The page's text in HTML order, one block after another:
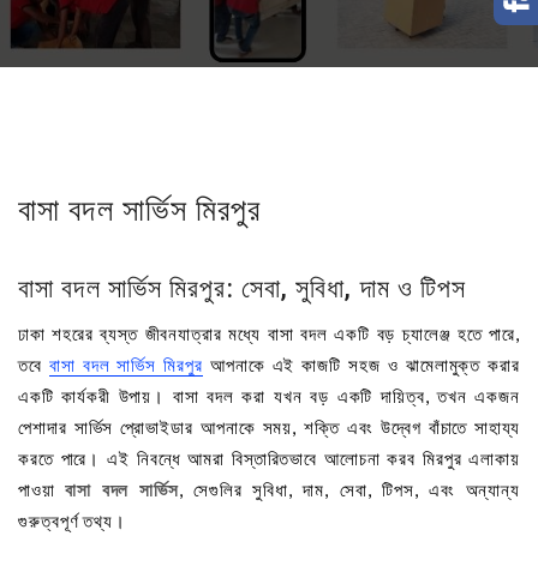
বাসা বদল সার্ভিস মিরপুর
বাসা বদল সার্ভিস মিরপুর: সেবা, সুবিধা, দাম ও টিপস
ঢাকা শহরের ব্যস্ত জীবনযাত্রার মধ্যে বাসা বদল একটি বড় চ্যালেঞ্জ হতে পারে,
তবে বাসা বদল সার্ভিস মিরপুর আপনাকে এই কাজটি সহজ ও ঝামেলামুক্ত করার
একটি কার্যকরী উপায়। বাসা বদল করা যখন বড় একটি দায়িত্ব, তখন একজন
পেশাদার সার্ভিস প্রোভাইডার আপনাকে সময়, শক্তি এবং উদ্বেগ বাঁচাতে সাহায্য
করতে পারে। এই নিবন্ধে আমরা বিস্তারিতভাবে আলোচনা করব মিরপুর এলাকায়
পাওয়াবাসা বদল সার্ভিস, সেগুলির সুবিধা, দাম, সেবা, টিপস, এবং অন্যান্য
গুরুত্বপূর্ণ তথ্য।